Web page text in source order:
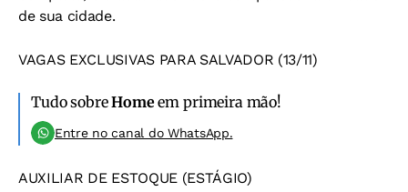
de sua cidade.
VAGAS EXCLUSIVAS PARA SALVADOR (13/11)
Tudo sobreHomeem primeira mão!
Entre no canal do WhatsApp.
AUXILIAR DE ESTOQUE (ESTÁGIO)